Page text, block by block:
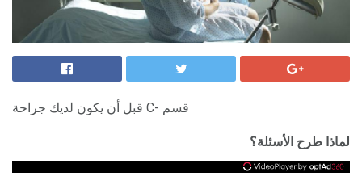
قبل أن يكون لديك جراحة C- قسم
لماذا طرح الأسئلة؟